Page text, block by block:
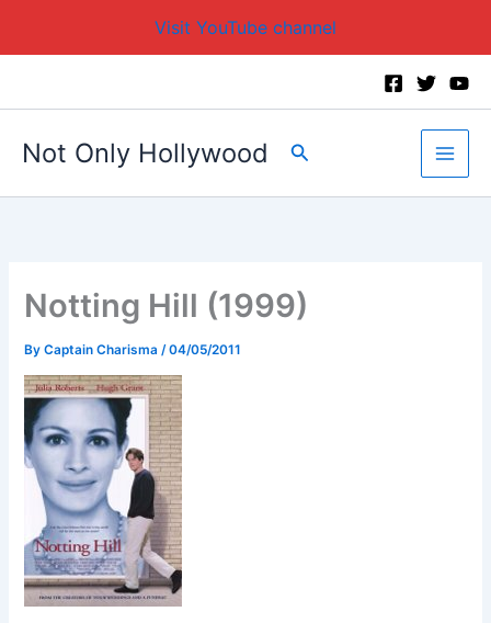
Visit YouTube channel
Not Only Hollywood Search
Notting Hill (1999)
ByCaptain Charisma /04/05/2011